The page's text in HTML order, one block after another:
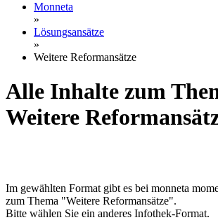
Monneta
»
Lösungsansätze
»
Weitere Reformansätze
Alle Inhalte zum
Weitere
Im gewählten Format gibt es bei monneta
zum Thema "Weitere Reformansätze".
Bitte wählen Sie ein anderes Infothek-Format.